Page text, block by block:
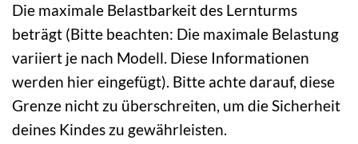
Die maximale Belastbarkeit des Lernturms
beträgt (Bitte beachten: Die maximale Belastung
variiert je nach Modell. Diese Informationen
werden hier eingefügt). Bitte achte darauf, diese
Grenze nicht zu überschreiten, um die Sicherheit
deines Kindes zu gewährleisten.